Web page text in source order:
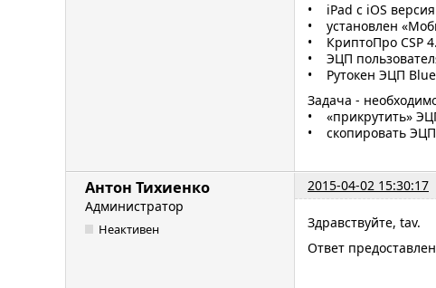
• iPad с iOS
• установлен
• КриптоПро CSP
• ЭЦП
• Рутокен ЭЦП
Задача -
• «прикрутить»
• скопировать ЭЦП
Антон Тихиенко
2015-04-02 15:30:17
Администратор
Неактивен
Здравствуйте, tav.
Ответ